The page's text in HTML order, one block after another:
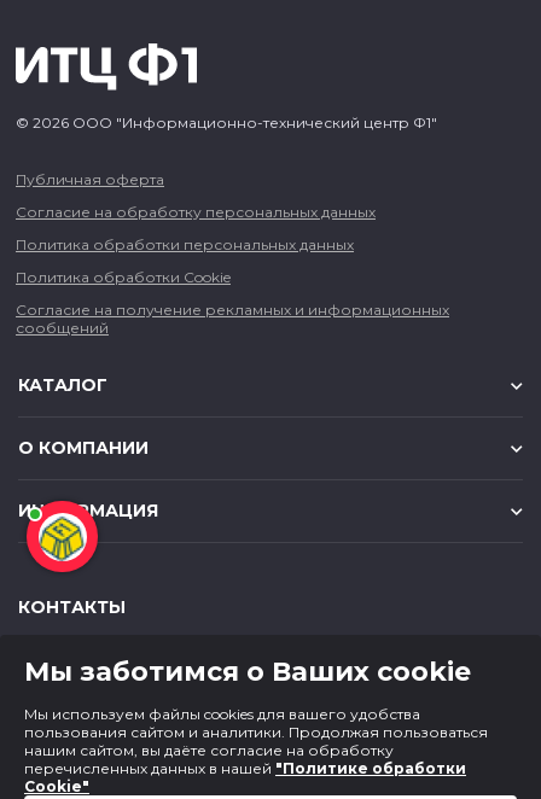
© 2026 ООО "Информационно-технический центр Ф1"
Публичная оферта
Согласие на обработку персональных данных
Политика обработки персональных данных
Политика обработки Cookie
Согласие на получение рекламных и информационных
сообщений
КАТАЛОГ
О КОМПАНИИ
ИНФОРМАЦИЯ
КОНТАКТЫ
650000 ,г. Кемерово,ул. Мичурина, д.13
paper@cf1.ru
Мы заботимся о Ваших cookie
Мы используем файлы cookies для вашего удобства
пользования сайтом и аналитики. Продолжая пользоваться
нашим сайтом, вы даёте согласие на обработку
перечисленных данных в нашей "Политике обработки
Cookie"